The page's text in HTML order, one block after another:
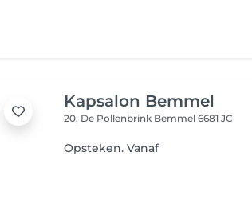
Kapsalon Bemmel
20, De Pollenbrink Bemmel 6681 JC
Opsteken. Vanaf